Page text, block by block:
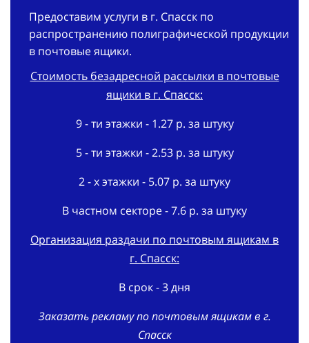
Предоставим услуги в г. Спасск по
распространению полиграфической продукции
в почтовые ящики.
Стоимость безадресной рассылки в почтовые
ящики в г. Спасск:
9 - ти этажки - 1.27 р. за штуку
5 - ти этажки - 2.53 р. за штуку
2 - х этажки - 5.07 р. за штуку
В частном секторе - 7.6 р. за штуку
Организация раздачи по почтовым ящикам в
г. Спасск:
В срок - 3 дня
Заказать рекламу по почтовым ящикам в г.
Спасск